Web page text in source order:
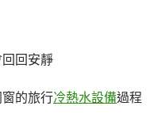
回安靜
的旅行冷熱水設備過程